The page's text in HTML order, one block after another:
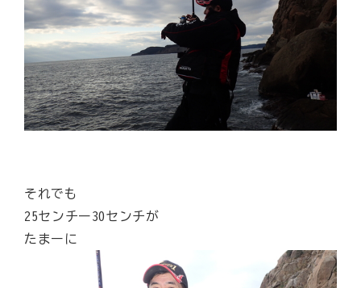
それでも
25センチー30センチが
たまーに